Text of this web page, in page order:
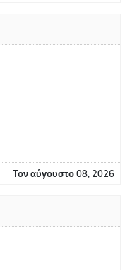
Τον αύγουστο 08, 2026